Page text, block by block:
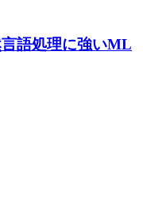
言語処理に強いML